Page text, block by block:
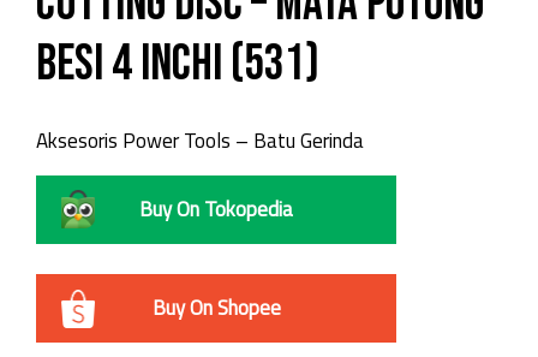
Besi 4 Inchi (531)
Aksesoris Power Tools – Batu Gerinda
Buy On Tokopedia
Buy On Shopee